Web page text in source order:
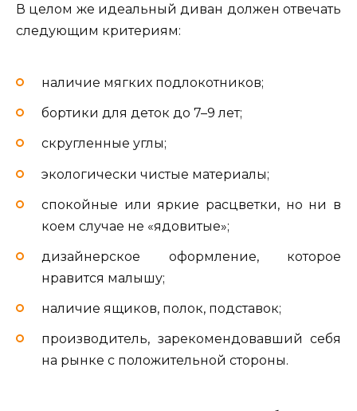
В целом же идеальный диван должен отвечать
следующим критериям:
наличие мягких подлокотников;
бортики для деток до 7–9 лет;
скругленные углы;
экологически чистые материалы;
спокойные или яркие расцветки, но ни в
коем случае не «ядовитые»;
дизайнерское оформление, которое
нравится малышу;
наличие ящиков, полок, подставок;
производитель, зарекомендовавший себя
на рынке с положительной стороны.